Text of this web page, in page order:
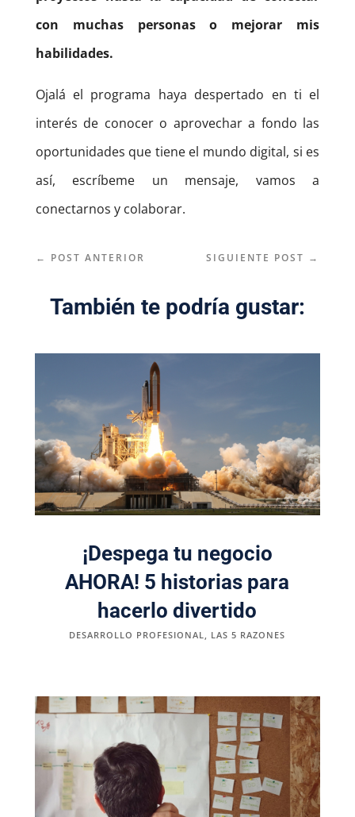
con muchas personas o mejorar mis
habilidades.
Ojalá el programa haya despertado en ti el
interés de conocer o aprovechar a fondo las
oportunidades que tiene el mundo digital, si es
así, escríbeme un mensaje, vamos a
conectarnos y colaborar.
← POST ANTERIOR SIGUIENTE POST →
También te podría gustar:
¡Despega tu negocio
AHORA! 5 historias para
hacerlo divertido
DESARROLLO PROFESIONAL LAS 5 RAZONES